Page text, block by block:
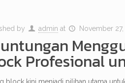
by admin at November
Profesional